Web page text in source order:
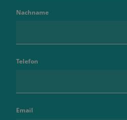
Nachname
Telefon
Email